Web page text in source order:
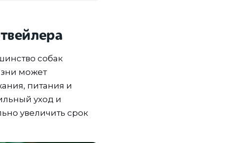
собак
может
питания и
уход и
увеличить срок